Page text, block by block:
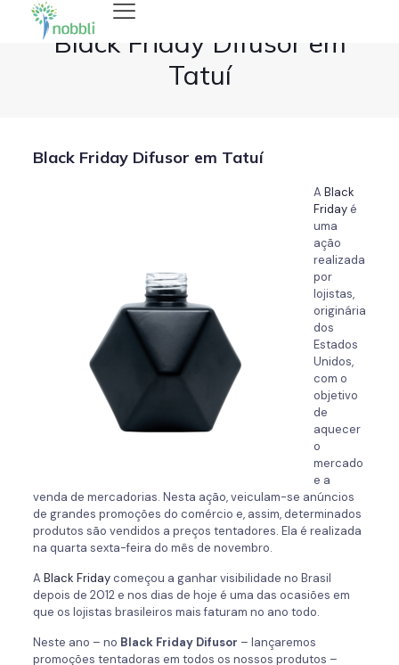
Black Friday Difusor em
Tatuí
Black Friday Difusor em Tatuí
A Black
Fridayé
uma
ação
realizada
por
lojistas,
originária
dos
Estados
Unidos,
com o
objetivo
de
aquecer
o
mercado
e a
venda de mercadorias. Nesta ação, veiculam-se anúncios
de grandes promoções do comércio e, assim, determinados
produtos são vendidos a preços tentadores. Ela é realizada
na quarta sexta-feira do mês de novembro.
A Black Fridaycomeçou a ganhar visibilidade no Brasil
depois de 2012 e nos dias de hoje é uma das ocasiões em
que os lojistas brasileiros mais faturam no ano todo.
Neste ano – no Black Friday Difusor – lançaremos
promoções tentadoras em todos os nossos produtos –